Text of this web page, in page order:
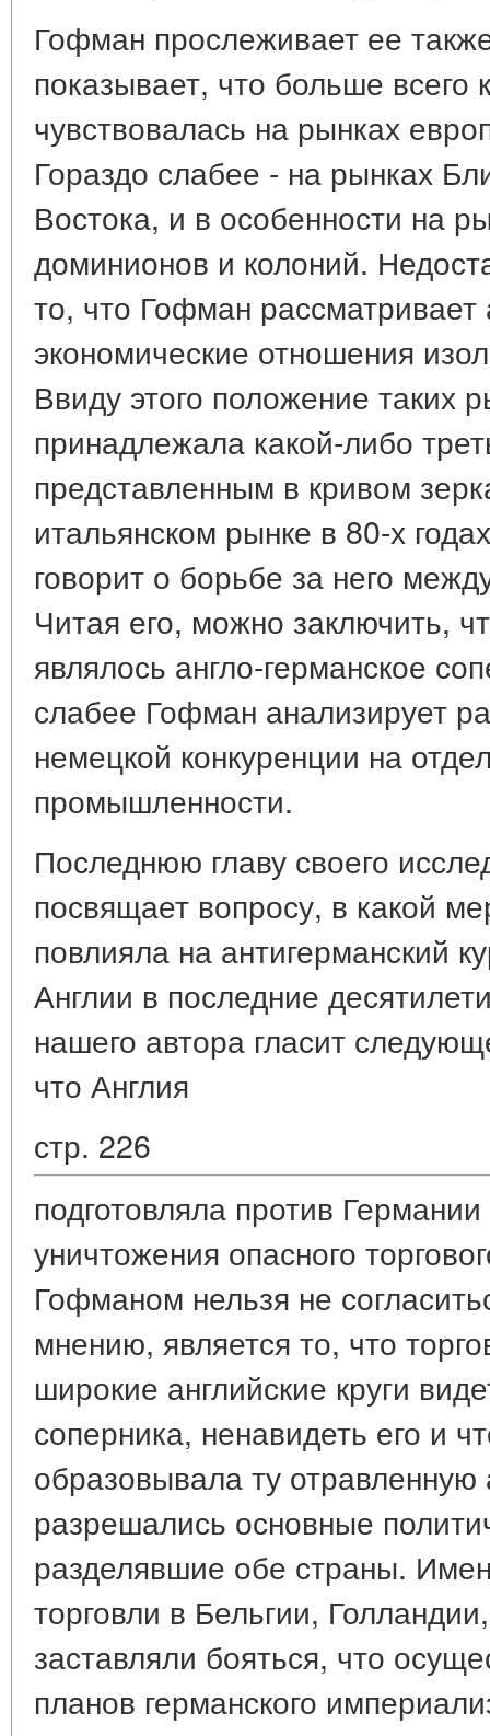
Гофман прослеживает ее
показывает, что больше всего
чувствовалась на рынках
Гораздо слабее - на рынках
Востока, и в особенности на
доминионов и колоний.
то, что Гофман рассматривает
экономические отношения
Ввиду этого положение таких
принадлежала какой-либо
представленным в кривом
итальянском рынке в 80-х
говорит о борьбе за него
Читая его, можно заключить,
являлось англо-германское
слабее Гофман анализирует
немецкой конкуренции на
промышленности.
Последнюю главу своего
посвящает вопросу, в какой
повлияла на антигерманский
Англии в последние
нашего автора гласит
что Англия
стр. 226
подготовляла против
уничтожения опасного
Гофманом нельзя не
мнению, является то, что
широкие английские круги
соперника, ненавидеть его и
образовывала ту
разрешались основные
разделявшие обе страны.
торговли в Бельгии,
заставляли бояться, что
планов германского